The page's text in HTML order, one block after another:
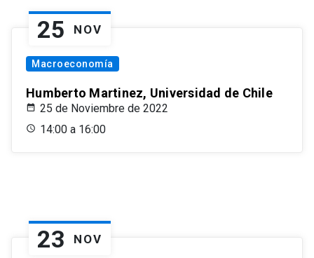
25 NOV
Macroeconomía
Humberto Martinez, Universidad de Chile
25 de Noviembre de 2022
14:00 a 16:00
23 NOV